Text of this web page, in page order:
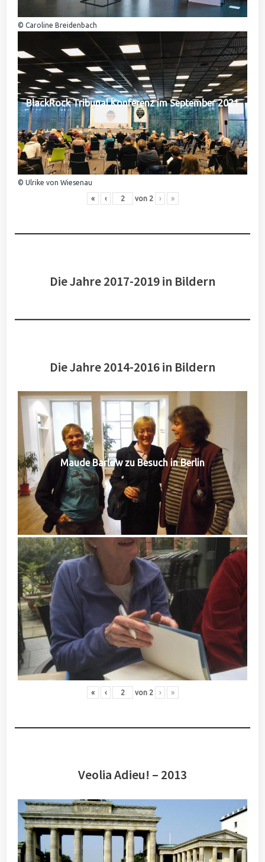
© Caroline Breidenbach
BlackRock Tribunal Konferenz im September 2021
© Ulrike von Wiesenau
« ‹ von 2 › »
Die Jahre 2017-2019 in Bildern
Die Jahre 2014-2016 in Bildern
Maude Barlow zu Besuch in Berlin
« ‹ von 2 › »
Veolia Adieu! – 2013